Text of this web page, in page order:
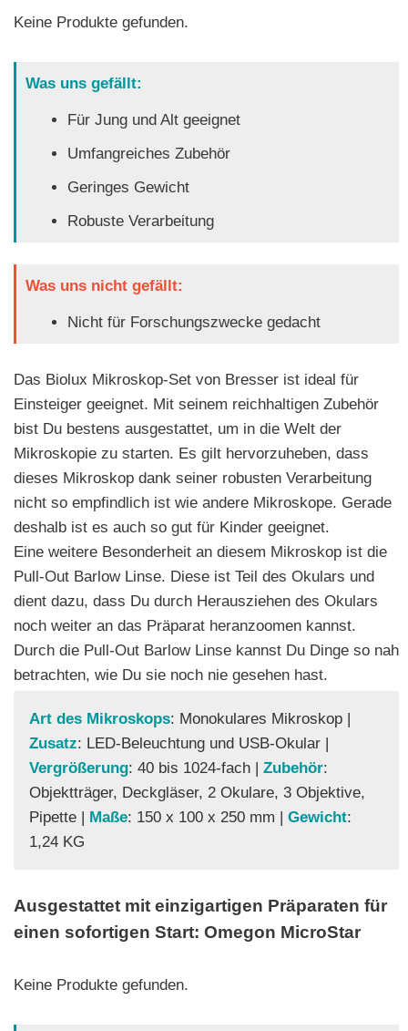
Keine Produkte gefunden.
Was uns gefällt:
Für Jung und Alt geeignet
Umfangreiches Zubehör
Geringes Gewicht
Robuste Verarbeitung
Was uns nicht gefällt:
Nicht für Forschungszwecke gedacht
Das Biolux Mikroskop-Set von Bresser ist ideal für
Einsteiger geeignet. Mit seinem reichhaltigen Zubehör
bist Du bestens ausgestattet, um in die Welt der
Mikroskopie zu starten. Es gilt hervorzuheben, dass
dieses Mikroskop dank seiner robusten Verarbeitung
nicht so empfindlich ist wie andere Mikroskope. Gerade
deshalb ist es auch so gut für Kinder geeignet.
Eine weitere Besonderheit an diesem Mikroskop ist die
Pull-Out Barlow Linse. Diese ist Teil des Okulars und
dient dazu, dass Du durch Herausziehen des Okulars
noch weiter an das Präparat heranzoomen kannst.
Durch die Pull-Out Barlow Linse kannst Du Dinge so nah
betrachten, wie Du sie noch nie gesehen hast.
Art des Mikroskops: Monokulares Mikroskop |
Zusatz: LED-Beleuchtung und USB-Okular |
Vergrößerung: 40 bis 1024-fach | Zubehör:
Objektträger, Deckgläser, 2 Okulare, 3 Objektive,
Pipette | Maße: 150 x 100 x 250 mm | Gewicht:
1,24 KG
Ausgestattet mit einzigartigen Präparaten für
einen sofortigen Start: Omegon MicroStar
Keine Produkte gefunden.